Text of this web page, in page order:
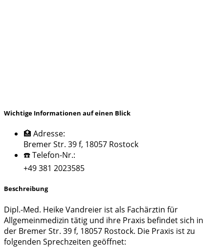
Wichtige Informationen auf einen Blick
🏥 Adresse:
Bremer Str. 39 f, 18057 Rostock
☎️ Telefon-Nr.:
+49 381 2023585
Beschreibung
Dipl.-Med. Heike Vandreier ist als Fachärztin für
Allgemeinmedizin tätig und ihre Praxis befindet sich in
der Bremer Str. 39 f, 18057 Rostock. Die Praxis ist zu
folgenden Sprechzeiten geöffnet: